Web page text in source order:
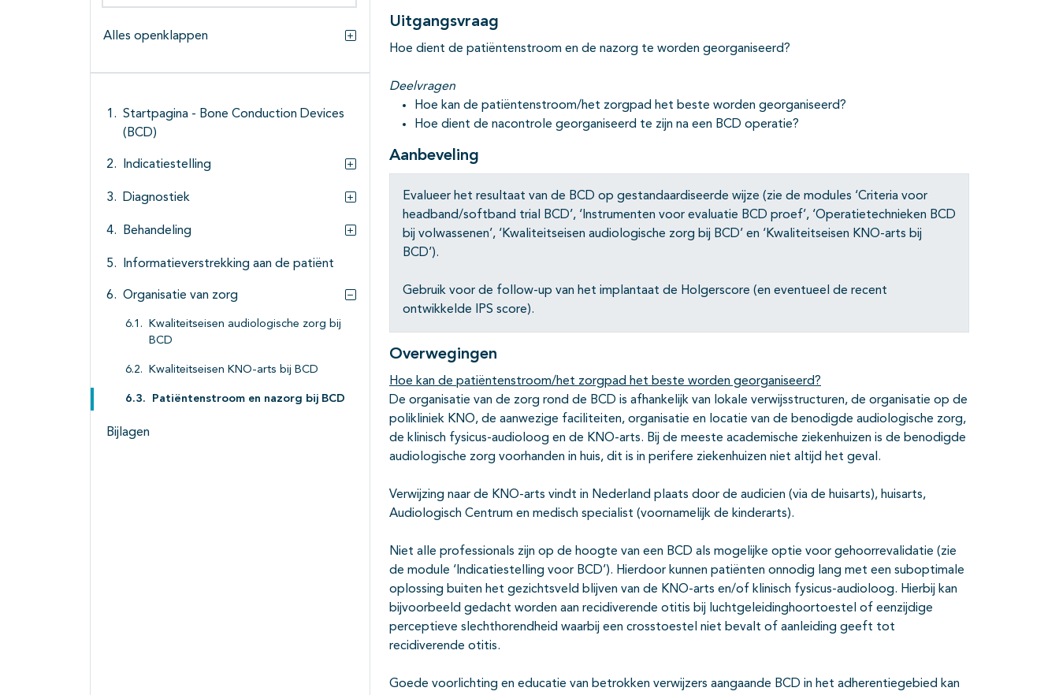
Zoeken binnen deze richtlijn
Alles openklappen
Alles openklappen
Startpagina - Bone Conduction Devices
(BCD)
Indicatiestelling
Diagnostiek
Subpagina's open- en dichtklappen
Behandeling
Subpagina's open- en dichtklappen
Informatieverstrekking aan de patiënt
Organisatie van zorg
Subpagina's open- en dichtklappen
Kwaliteitseisen audiologische zorg bij
BCD
Kwaliteitseisen KNO-arts bij BCD
Patiëntenstroom en nazorg bij BCD
Bijlagen
Uitgangsvraag
Hoe dient de patiëntenstroom en de nazorg te worden georganiseerd?
Deelvragen
Hoe kan de patiëntenstroom/het zorgpad het beste worden georganiseerd?
Hoe dient de nacontrole georganiseerd te zijn na een BCD operatie?
Aanbeveling
Evalueer het resultaat van de BCD op gestandaardiseerde wijze (zie de modules ‘Criteria voor
headband/softband trial BCD’, ‘Instrumenten voor evaluatie BCD proef’, ‘Operatietechnieken BCD
bij volwassenen’, ‘Kwaliteitseisen audiologische zorg bij BCD’ en ‘Kwaliteitseisen KNO-arts bij
BCD’).
Gebruik voor de follow-up van het implantaat de Holgerscore (en eventueel de recent
ontwikkelde IPS score).
Overwegingen
Hoe kan de patiëntenstroom/het zorgpad het beste worden georganiseerd?
De organisatie van de zorg rond de BCD is afhankelijk van lokale verwijsstructuren, de organisatie op de
polikliniek KNO, de aanwezige faciliteiten, organisatie en locatie van de benodigde audiologische zorg,
de klinisch fysicus-audioloog en de KNO-arts. Bij de meeste academische ziekenhuizen is de benodigde
audiologische zorg voorhanden in huis, dit is in perifere ziekenhuizen niet altijd het geval.
Verwijzing naar de KNO-arts vindt in Nederland plaats door de audicien (via de huisarts), huisarts,
Audiologisch Centrum en medisch specialist (voornamelijk de kinderarts).
Niet alle professionals zijn op de hoogte van een BCD als mogelijke optie voor gehoorrevalidatie (zie
de module ‘Indicatiestelling voor BCD’). Hierdoor kunnen patiënten onnodig lang met een suboptimale
oplossing buiten het gezichtsveld blijven van de KNO-arts en/of klinisch fysicus-audioloog. Hierbij kan
bijvoorbeeld gedacht worden aan recidiverende otitis bij luchtgeleidinghoortoestel of eenzijdige
perceptieve slechthorendheid waarbij een crosstoestel niet bevalt of aanleiding geeft tot
recidiverende otitis.
Goede voorlichting en educatie van betrokken verwijzers aangaande BCD in het adherentiegebied kan